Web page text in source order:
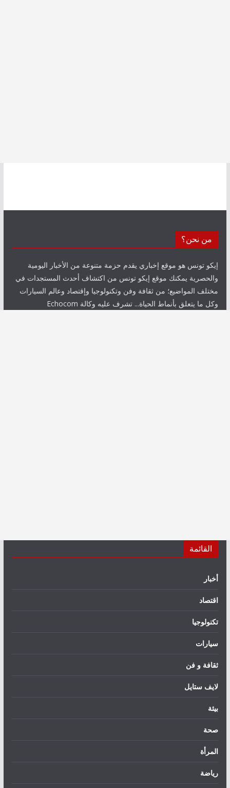
من نحن؟
إيكو تونس هو موقع إخباري يقدم حزمة متنوعة من الأخبار اليومية
والحصرية يمكنك موقع إيكو تونس من اكتشاف أحدث المستجدات في
مختلف المواضيع؛ من ثقافة وفن وتكنولوجيا وإقتصاد وعالم السيارات
وكل ما يتعلق بأنماط الحياة... تشرف عليه وكالة Echocom
القائمة
أخبار
اقتصاد
تكنولوجيا
سيارات
ثقافة و فن
لايف ستايل
بيئة
صحة
المرأة
رياضة